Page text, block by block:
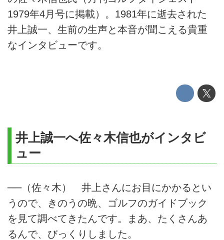
1979年4月号に掲載）。1981年に逝去された
井上誠一、生前の生声と本音が聞こえる貴重
なインタビューです。
井上誠一へ佐々木信也がインタビ
ュー
──（佐々木） 井上さんにお目にかかるとい
うので、きのうの晩、ゴルフのガイドブック
を見て調べてきたんです。まあ、たくさんあ
るんで、びっくりしました。